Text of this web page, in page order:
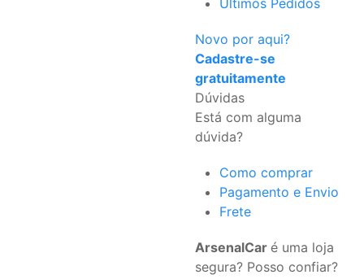
Últimos Pedidos
Novo por aqui?
Cadastre-se
gratuitamente
Dúvidas
Está com alguma
dúvida?
Como comprar
Pagamento e Envio
Frete
ArsenalCar é uma loja
segura? Posso confiar?